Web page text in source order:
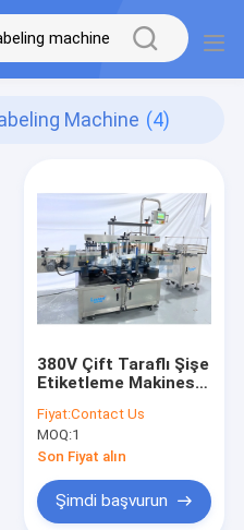
Machine (4)
380V Çift Taraflı Şişe
Etiketleme Makinesi
Fonksiyonlu
Fiyat:Contact Us
MOQ:1
Son Fiyat alın
Şimdi başvurun